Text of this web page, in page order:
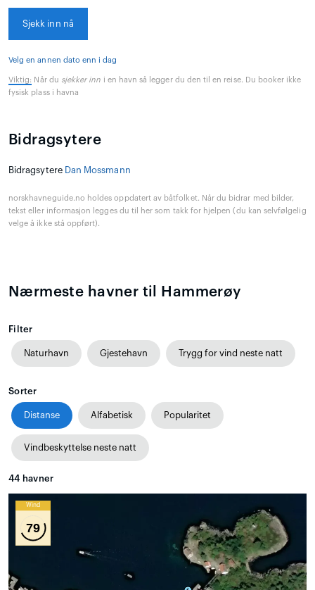
Sjekk inn nå
Velg en annen dato enn i dag
Viktig: Når du sjekker inn i en havn så legger du den til en reise. Du booker ikke
fysisk plass i havna
Bidragsytere
Bidragsytere Dan Mossmann
norskhavneguide.no holdes oppdatert av båtfolket. Når du bidrar med bilder,
tekst eller informasjon legges du til her som takk for hjelpen (du kan selvfølgelig
velge å ikke stå oppført).
Nærmeste havner til Hammerøy
Filter
Naturhavn Gjestehavn Trygg for vind neste natt
Sorter
Distanse Alfabetisk Popularitet
Vindbeskyttelse neste natt
44 havner
Wind
79